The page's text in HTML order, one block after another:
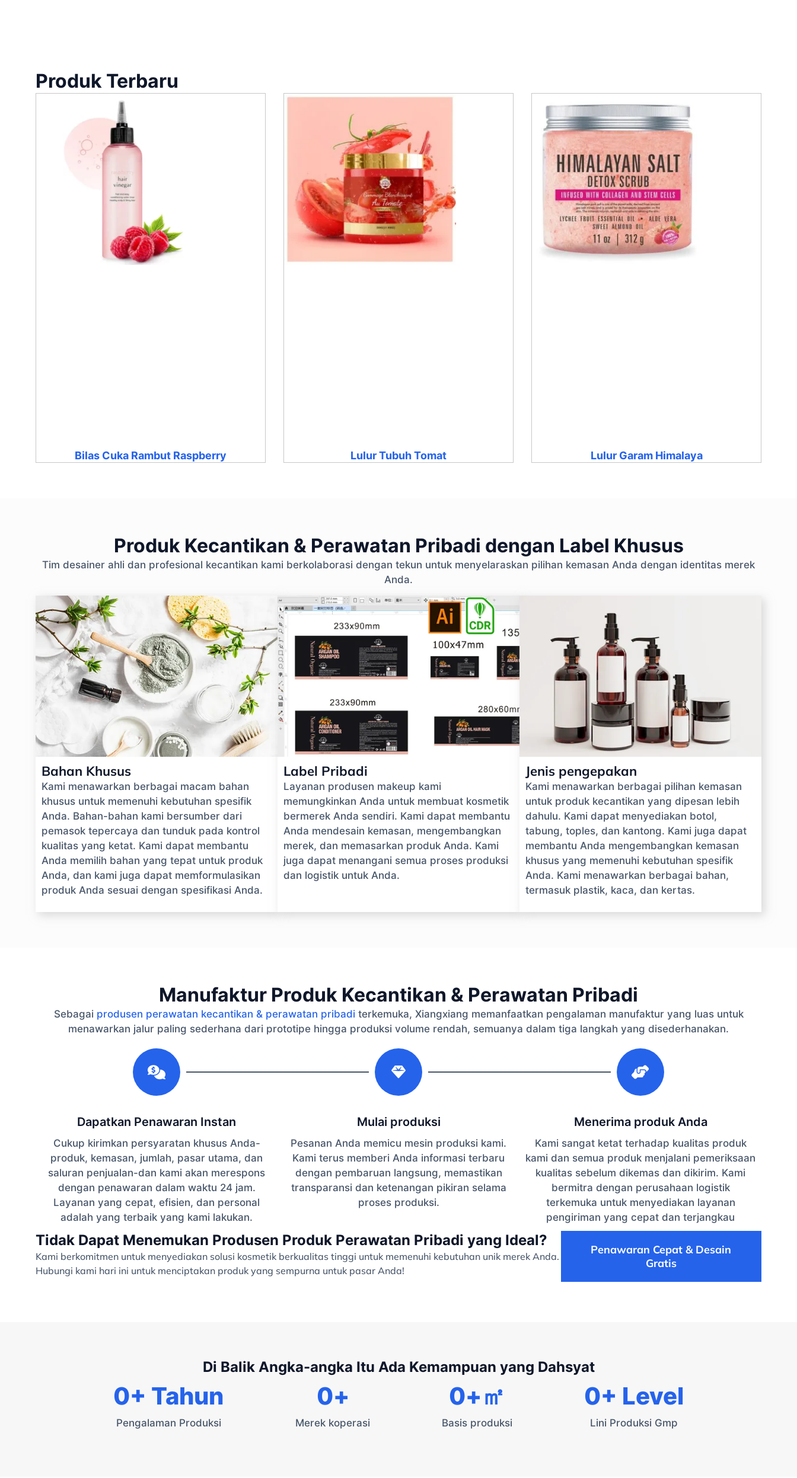
Produk Terbaru
Bilas Cuka Rambut Raspberry Lulur Tubuh Tomat Lulur Garam Himalaya
Produk Kecantikan & Perawatan Pribadi dengan Label Khusus
Tim desainer ahli dan profesional kecantikan kami berkolaborasi dengan tekun untuk menyelaraskan pilihan kemasan Anda dengan identitas merek
Anda.
Bahan Khusus
Kami menawarkan berbagai macam bahan
khusus untuk memenuhi kebutuhan spesifik
Anda. Bahan-bahan kami bersumber dari
pemasok tepercaya dan tunduk pada kontrol
kualitas yang ketat. Kami dapat membantu
Anda memilih bahan yang tepat untuk produk
Anda, dan kami juga dapat memformulasikan
produk Anda sesuai dengan spesifikasi Anda.
Label Pribadi
Layanan produsen makeup kami
memungkinkan Anda untuk membuat kosmetik
bermerek Anda sendiri. Kami dapat membantu
Anda mendesain kemasan, mengembangkan
merek, dan memasarkan produk Anda. Kami
juga dapat menangani semua proses produksi
dan logistik untuk Anda.
Jenis pengepakan
Kami menawarkan berbagai pilihan kemasan
untuk produk kecantikan yang dipesan lebih
dahulu. Kami dapat menyediakan botol,
tabung, toples, dan kantong. Kami juga dapat
membantu Anda mengembangkan kemasan
khusus yang memenuhi kebutuhan spesifik
Anda. Kami menawarkan berbagai bahan,
termasuk plastik, kaca, dan kertas.
Manufaktur Produk Kecantikan & Perawatan Pribadi
Sebagai produsen perawatan kecantikan & perawatan pribaditerkemuka, Xiangxiang memanfaatkan pengalaman manufaktur yang luas untuk
menawarkan jalur paling sederhana dari prototipe hingga produksi volume rendah, semuanya dalam tiga langkah yang disederhanakan.
Dapatkan Penawaran Instan
Cukup kirimkan persyaratan khusus Anda-
produk, kemasan, jumlah, pasar utama, dan
saluran penjualan-dan kami akan merespons
dengan penawaran dalam waktu 24 jam.
Layanan yang cepat, efisien, dan personal
adalah yang terbaik yang kami lakukan.
Mulai produksi
Pesanan Anda memicu mesin produksi kami.
Kami terus memberi Anda informasi terbaru
dengan pembaruan langsung, memastikan
transparansi dan ketenangan pikiran selama
proses produksi.
Menerima produk Anda
Kami sangat ketat terhadap kualitas produk
kami dan semua produk menjalani pemeriksaan
kualitas sebelum dikemas dan dikirim. Kami
bermitra dengan perusahaan logistik
terkemuka untuk menyediakan layanan
pengiriman yang cepat dan terjangkau
Tidak Dapat Menemukan Produsen Produk Perawatan Pribadi yang Ideal?
Kami berkomitmen untuk menyediakan solusi kosmetik berkualitas tinggi untuk memenuhi kebutuhan unik merek Anda.
Hubungi kami hari ini untuk menciptakan produk yang sempurna untuk pasar Anda!
Penawaran Cepat & Desain
Gratis
Di Balik Angka-angka Itu Ada Kemampuan yang Dahsyat
Pengalaman Produksi
0+ Tahun
Merek koperasi
0+
Basis produksi
0+㎡
Lini Produksi Gmp
0+ Level